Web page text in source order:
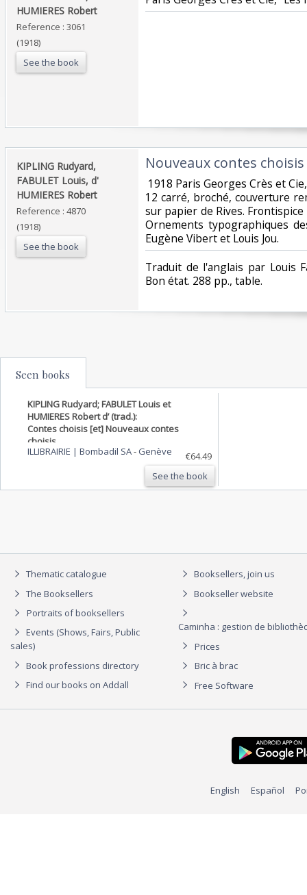
HUMIERES Robert‎
Reference : 3061
(1918)
See the book
‎KIPLING Rudyard,
FABULET Louis, d'
HUMIERES Robert‎
Reference : 4870
(1918)
See the book
‎Nouveaux contes choisis‎
1918 Paris Georges Crès et
12 carré, broché, couverture
sur papier de Rives.
Ornements typographiques
Eugène Vibert et Louis Jou. ‎
‎Traduit de l'anglais par Louis
Bon état. 288 pp., table. ‎
Seen books
KIPLING Rudyard; FABULET Louis et
HUMIERES Robert d’ (trad.):
Contes choisis [et] Nouveaux contes
choisis.
ILLIBRAIRIE | Bombadil SA- Genève
€64.49
See the book
Thematic catalogue
The Booksellers
Portraits of booksellers
Events (Shows, Fairs, Public
sales)
Book professions directory
Find our books on Addall
Booksellers, join us
Bookseller website
Caminha : gestion de
Prices
Bric à brac
Free Software
English Español